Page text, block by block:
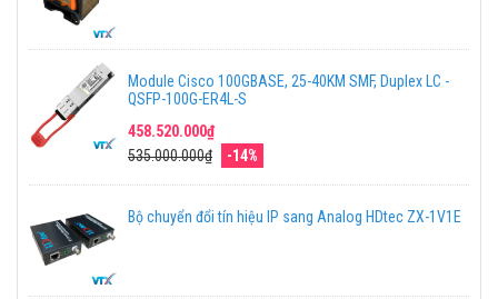
Module Cisco 100GBASE, 25-40KM SMF, Duplex LC -
QSFP-100G-ER4L-S
458.520.000₫
535.000.000₫
-14%
Bộ chuyển đổi tín hiệu IP sang Analog HDtec ZX-1V1E